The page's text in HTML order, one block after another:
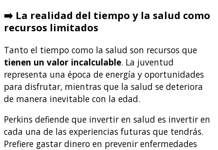
➡️ La realidad del tiempo y la salud como
recursos limitados
Tanto el tiempo como la salud son recursos que
tienen un valor incalculable. La juventud
representa una época de energía y oportunidades
para disfrutar, mientras que la salud se deteriora
de manera inevitable con la edad.
Perkins defiende que invertir en salud es invertir en
cada una de las experiencias futuras que tendrás.
Prefiere gastar dinero en prevenir enfermedades